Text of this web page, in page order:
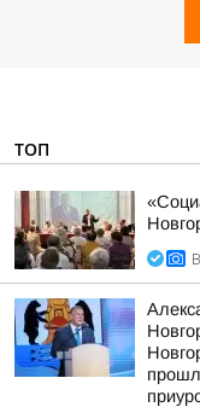
ТОП